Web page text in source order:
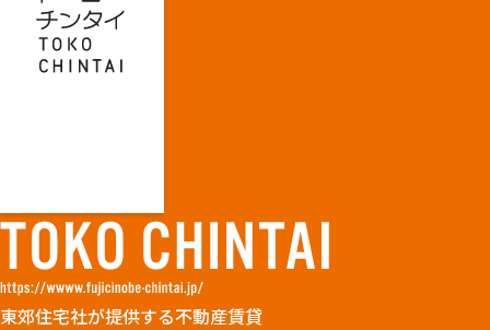
東郊住宅社が提供する不動産賃貸